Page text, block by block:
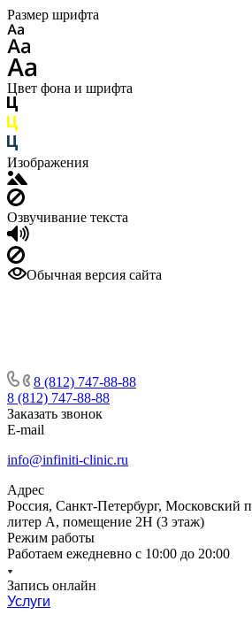
Размер шрифта
Цвет фона и шрифта
Изображения
Озвучивание текста
Обычная версия сайта
8 (812) 747-88-88
8 (812) 747-88-88
Заказать звонок
E-mail
info@infiniti-clinic.ru
Адрес
Россия, Санкт-Петербург, Московский
литер А, помещение 2Н (3 этаж)
Режим работы
Работаем ежедневно с 10:00 до 20:00
Запись онлайн
Услуги